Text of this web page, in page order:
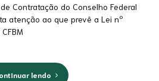
Contratação do Conselho Federal
atenção ao que prevê a Lei nº
lendo